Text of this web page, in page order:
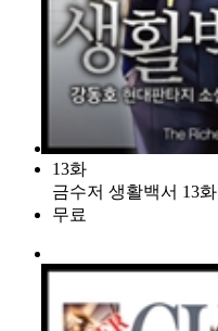
13화
금수저 생활백서 13화
무료